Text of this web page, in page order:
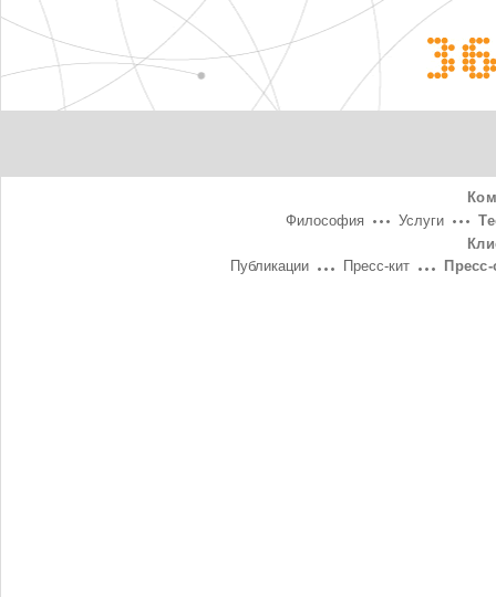
Услуги
Философия
Пресс-кит
Публикации